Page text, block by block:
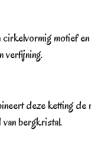
motief
verfijning.
deze ketting
bergkristal.